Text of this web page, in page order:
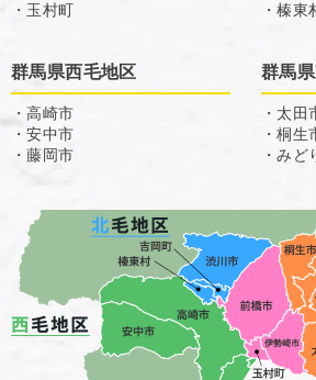
・玉村町
・榛東
群馬県西毛地区
・高崎市
・安中市
・藤岡市
群馬
・太田
・桐生
・みど